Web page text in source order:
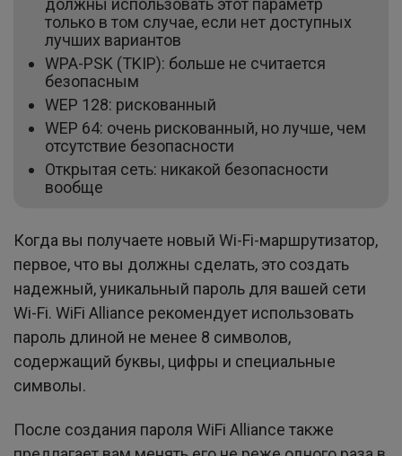
должны использовать этот параметр
только в том случае, если нет доступных
лучших вариантов
WPA-PSK (TKIP): больше не считается
безопасным
WEP 128: рискованный
WEP 64: очень рискованный, но лучше, чем
отсутствие безопасности
Открытая сеть: никакой безопасности
вообще
Когда вы получаете новый Wi-Fi-маршрутизатор,
первое, что вы должны сделать, это создать
надежный, уникальный пароль для вашей сети
Wi-Fi. WiFi Alliance рекомендует использовать
пароль длиной не менее 8 символов,
содержащий буквы, цифры и специальные
символы.
После создания пароля WiFi Alliance также